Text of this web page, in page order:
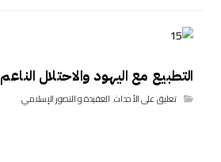
التطبيع مع اليهود والاحتلال الناعم
تعليق على الأحداث,العقيدة و التصور الإسلامي